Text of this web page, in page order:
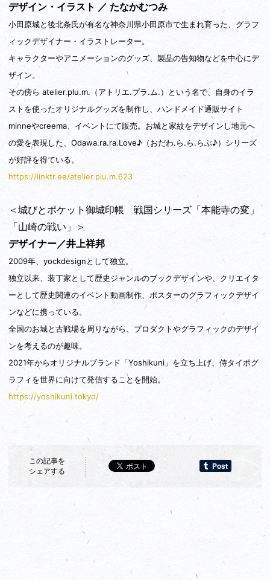
デザイン・イラスト ／ たなかむつみ
小田原城と後北条氏が有名な神奈川県小田原市で生まれ育った、グラフ
ィックデザイナー・イラストレーター。
キャラクターやアニメーションのグッズ、製品の告知物などを中心にデ
ザイン。
その傍ら atelier.plu.m.（アトリエ.プラ.ム.）という名で、自身のイラ
ストを使ったオリジナルグッズを制作し、ハンドメイド通販サイト
minneやcreema、イベントにて販売。お城と家紋をデザインし地元へ
の愛を表現した、Odawa.ra.ra.Love♪（おだわ.ら.ら.らぶ♪）シリーズ
が好評を得ている。
https://linktr.ee/atelier.plu.m.623
＜城びとポケット御城印帳 戦国シリーズ「本能寺の変」
「山崎の戦い」＞
デザイナー／井上祥邦
2009年、yockdesignとして独立。
独立以来、装丁家として歴史ジャンルのブックデザインや、クリエイタ
ーとして歴史関連のイベント動画制作、ポスターのグラフィックデザイ
ンなどに携っている。
全国のお城と古戦場を周りながら、プロダクトやグラフィックのデザイ
ンを考えるのが趣味。
2021年からオリジナルブランド「Yoshikuni」を立ち上げ、侍タイポグ
ラフィを世界に向けて発信することを開始。
https://yoshikuni.tokyo/
この記事を
シェアする